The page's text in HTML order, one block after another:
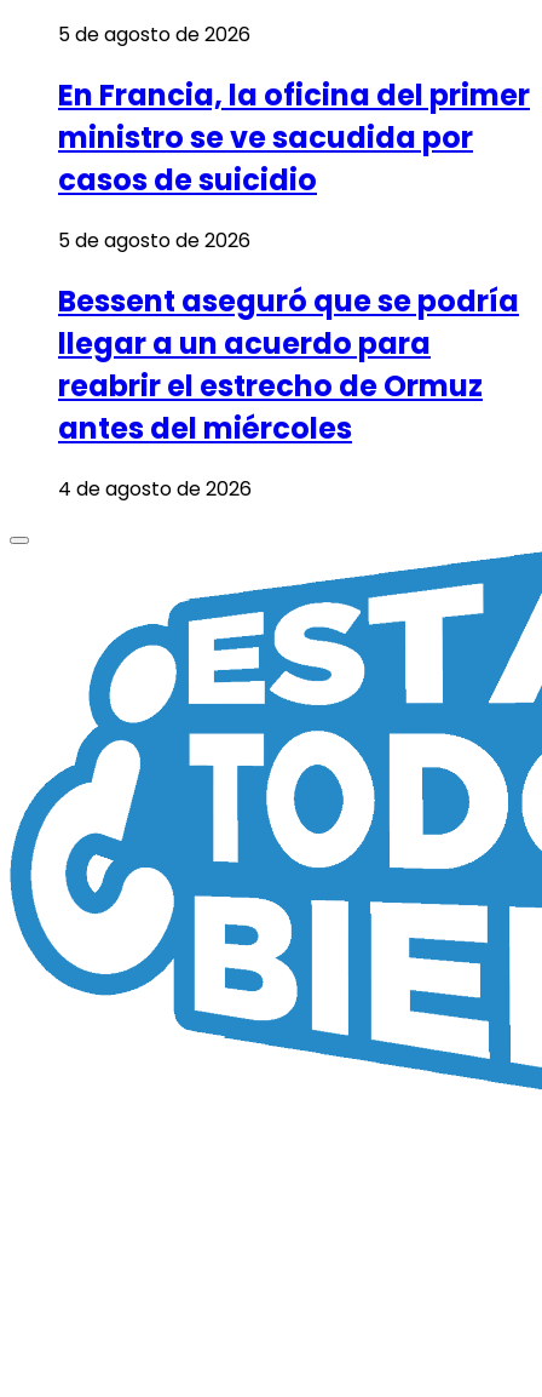
5 de agosto de 2026
En Francia, la oficina del primer
ministro se ve sacudida por
casos de suicidio
5 de agosto de 2026
Bessent aseguró que se podría
llegar a un acuerdo para
reabrir el estrecho de Ormuz
antes del miércoles
4 de agosto de 2026